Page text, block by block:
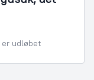
er udløbet